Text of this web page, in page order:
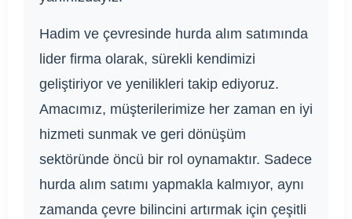
Hadim ve çevresinde hurda alım satımında
lider firma olarak, sürekli kendimizi
geliştiriyor ve yenilikleri takip ediyoruz.
Amacımız, müşterilerimize her zaman en iyi
hizmeti sunmak ve geri dönüşüm
sektöründe öncü bir rol oynamaktır. Sadece
hurda alım satımı yapmakla kalmıyor, aynı
zamanda çevre bilincini artırmak için çeşitli